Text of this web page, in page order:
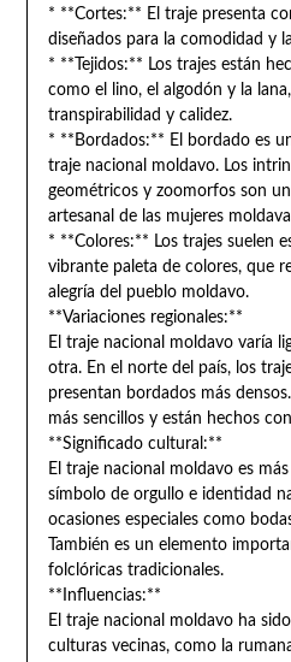
* **Cortes:** El traje presenta
diseñados para la comodidad y
* **Tejidos:** Los trajes están
como el lino, el algodón y la
transpirabilidad y calidez.
* **Bordados:** El bordado es
traje nacional moldavo. Los
geométricos y zoomorfos son
artesanal de las mujeres
* **Colores:** Los trajes suelen
vibrante paleta de colores, que
alegría del pueblo moldavo.
**Variaciones regionales:**
El traje nacional moldavo varía
otra. En el norte del país, los
presentan bordados más
más sencillos y están hechos
**Significado cultural:**
El traje nacional moldavo es
símbolo de orgullo e identidad
ocasiones especiales como
También es un elemento
folclóricas tradicionales.
**Influencias:**
El traje nacional moldavo ha
culturas vecinas, como la